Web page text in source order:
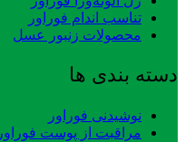
تناسب اندام فوراور
محصولات زنبور عسل
دسته بندی ها
نوشیدنی فوراور
مراقبت از پوست فوراور